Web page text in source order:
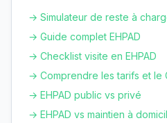
→ Simulateur de reste à
→ Guide complet EHPAD
→ Checklist visite en EHPAD
→ Comprendre les tarifs et le
→ EHPAD public vs privé
→ EHPAD vs maintien à